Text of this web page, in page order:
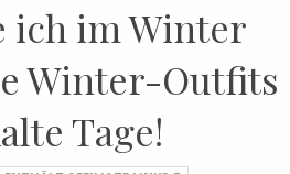
ich im Winter
Winter-Outfits
Tage!